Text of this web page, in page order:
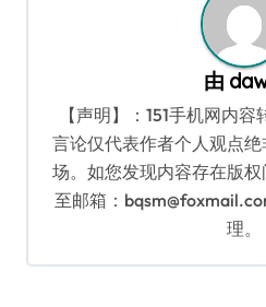
由
【声明】：151手机网内
言论仅代表作者个人观点
场。如您发现内容存在版
至邮箱：
理。